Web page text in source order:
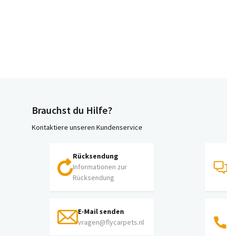
Brauchst du Hilfe?
Kontaktiere unseren Kundenservice
Rücksendung
Informationen zur
Rücksendung
E-Mail senden
vragen@flycarpets.nl